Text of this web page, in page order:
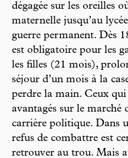
dégagée sur les oreilles
maternelle jusqu’au
guerre permanent. Dès
est obligatoire pour les
les filles (21 mois),
séjour d’un mois à la
perdre la main. Ceux
avantagés sur le marché
carrière politique. Dans
refus de combattre est
retrouver au trou. Mais